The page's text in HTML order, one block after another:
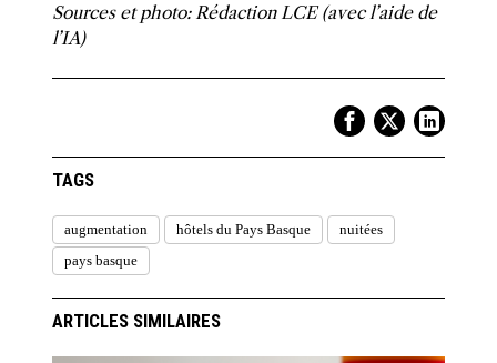
Sources et photo: Rédaction LCE (avec l’aide de
l’IA)
TAGS
augmentation hôtels du Pays Basque
nuitées
pays basque
ARTICLES SIMILAIRES